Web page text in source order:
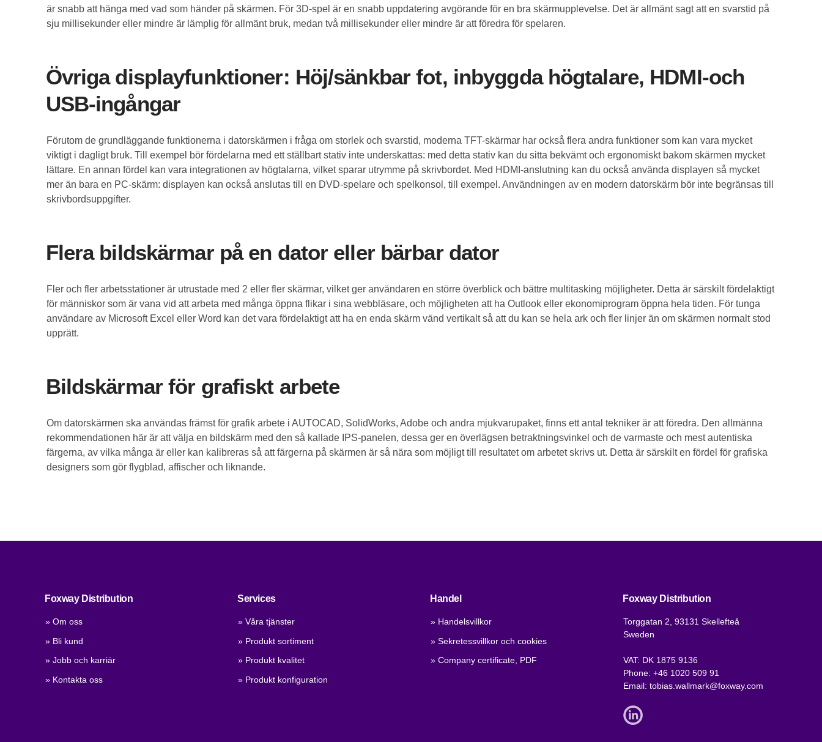
är snabb att hänga med vad som händer på skärmen. För 3D-spel är en snabb uppdatering avgörande för en bra skärmupplevelse. Det är allmänt sagt att en svarstid på
sju millisekunder eller mindre är lämplig för allmänt bruk, medan två millisekunder eller mindre är att föredra för spelaren.
Övriga displayfunktioner: Höj/sänkbar fot, inbyggda högtalare, HDMI-och
USB-ingångar
Förutom de grundläggande funktionerna i datorskärmen i fråga om storlek och svarstid, moderna TFT-skärmar har också flera andra funktioner som kan vara mycket
viktigt i dagligt bruk. Till exempel bör fördelarna med ett ställbart stativ inte underskattas: med detta stativ kan du sitta bekvämt och ergonomiskt bakom skärmen mycket
lättare. En annan fördel kan vara integrationen av högtalarna, vilket sparar utrymme på skrivbordet. Med HDMI-anslutning kan du också använda displayen så mycket
mer än bara en PC-skärm: displayen kan också anslutas till en DVD-spelare och spelkonsol, till exempel. Användningen av en modern datorskärm bör inte begränsas till
skrivbordsuppgifter.
Flera bildskärmar på en dator eller bärbar dator
Fler och fler arbetsstationer är utrustade med 2 eller fler skärmar, vilket ger användaren en större överblick och bättre multitasking möjligheter. Detta är särskilt fördelaktigt
för människor som är vana vid att arbeta med många öppna flikar i sina webbläsare, och möjligheten att ha Outlook eller ekonomiprogram öppna hela tiden. För tunga
användare av Microsoft Excel eller Word kan det vara fördelaktigt att ha en enda skärm vänd vertikalt så att du kan se hela ark och fler linjer än om skärmen normalt stod
upprätt.
Bildskärmar för grafiskt arbete
Om datorskärmen ska användas främst för grafik arbete i AUTOCAD, SolidWorks, Adobe och andra mjukvarupaket, finns ett antal tekniker är att föredra. Den allmänna
rekommendationen här är att välja en bildskärm med den så kallade IPS-panelen, dessa ger en överlägsen betraktningsvinkel och de varmaste och mest autentiska
färgerna, av vilka många är eller kan kalibreras så att färgerna på skärmen är så nära som möjligt till resultatet om arbetet skrivs ut. Detta är särskilt en fördel för grafiska
designers som gör flygblad, affischer och liknande.
Foxway Distribution
» Om oss
» Bli kund
» Jobb och karriär
» Kontakta oss
Services
» Våra tjänster
» Produkt sortiment
» Produkt kvalitet
» Produkt konfiguration
Handel
» Handelsvillkor
» Sekretessvillkor och cookies
» Company certificate, PDF
Foxway Distribution
Torggatan 2, 93131 Skellefteå
Sweden
VAT: DK 1875 9136
Phone: +46 1020 509 91
Email: tobias.wallmark@foxway.com